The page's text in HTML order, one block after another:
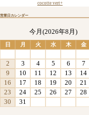
cocotte vert+
営業日カレンダー
今月(2026年8月)
日 月 火 水 木 金
2
3 4 5 6 7
9
10 11 12 13 14
16
17 18 19 20 21
23
24 25 26 27 28
30
31